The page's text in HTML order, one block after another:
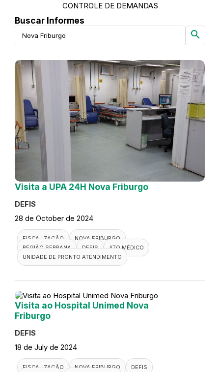
CONTROLE DE DEMANDAS
Buscar Informes
search
Visita a UPA 24H Nova Friburgo
DEFIS
28 de October de 2024
FISCALIZAÇÃO
NOVA FRIBURGO
REGIÃO SERRANA
DEFIS
ATO MÉDICO
UNIDADE DE PRONTO ATENDIMENTO
Visita ao Hospital Unimed Nova
Friburgo
DEFIS
18 de July de 2024
FISCALIZAÇÃO NOVA FRIBURGO
DEFIS